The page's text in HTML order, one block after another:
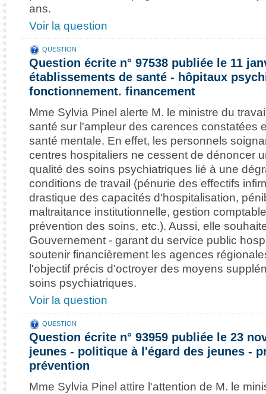
ans.
Voir la question
QUESTION
Question écrite n° 97538 publiée le 11
établissements de santé - hôpitaux
fonctionnement. financement
Mme Sylvia Pinel alerte M. le ministre du
santé sur l'ampleur des carences constatées
santé mentale. En effet, les personnels
centres hospitaliers ne cessent de dénoncer
qualité des soins psychiatriques lié à une
conditions de travail (pénurie des effectifs
drastique des capacités d'hospitalisation,
maltraitance institutionnelle, gestion
prévention des soins, etc.). Aussi, elle
Gouvernement - garant du service public
soutenir financièrement les agences
l'objectif précis d'octroyer des moyens
soins psychiatriques.
Voir la question
QUESTION
Question écrite n° 93959 publiée le 23
jeunes - politique à l'égard des jeunes -
prévention
Mme Sylvia Pinel attire l'attention de M. le